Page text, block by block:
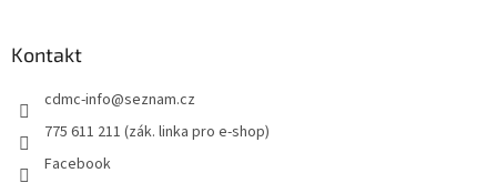
Kontakt
cdmc-info@seznam.cz
775 611 211 (zák. linka pro e-shop)
Facebook